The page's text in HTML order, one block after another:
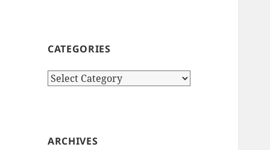
CATEGORIES
Categories
ARCHIVES